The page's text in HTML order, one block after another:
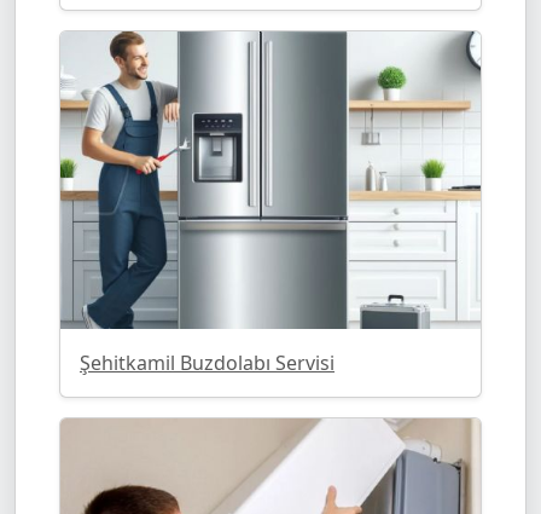
Şehitkamil Buzdolabı Servisi